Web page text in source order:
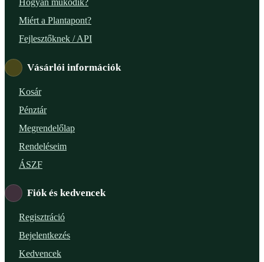
Hogyan működik?
Miért a Plantapont?
Fejlesztőknek / API
Vásárlói információk
Kosár
Pénztár
Megrendelőlap
Rendeléseim
ÁSZF
Fiók és kedvencek
Regisztráció
Bejelentkezés
Kedvencek